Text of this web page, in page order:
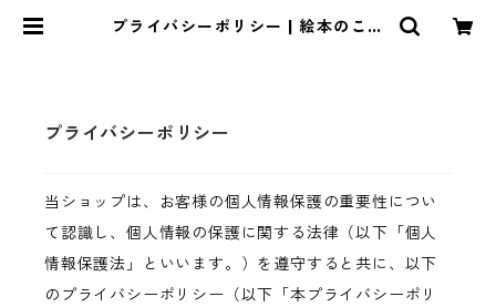
プライバシーポリシー | 絵本のこた
プライバシーポリシー
当ショップは、お客様の個人情報保護の重要性につい
て認識し、個人情報の保護に関する法律（以下「個人
情報保護法」といいます。）を遵守すると共に、以下
のプライバシーポリシー（以下「本プライバシーポリ